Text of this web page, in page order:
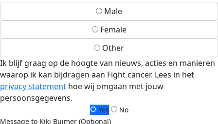
Male
Female
Other
Ik blijf graag op de hoogte van nieuws, acties en manieren
waarop ik kan bijdragen aan Fight cancer. Lees in het
privacy statement hoe wij omgaan met jouw
persoonsgegevens.
Yes
No
Message to Kiki Buimer (Optional)